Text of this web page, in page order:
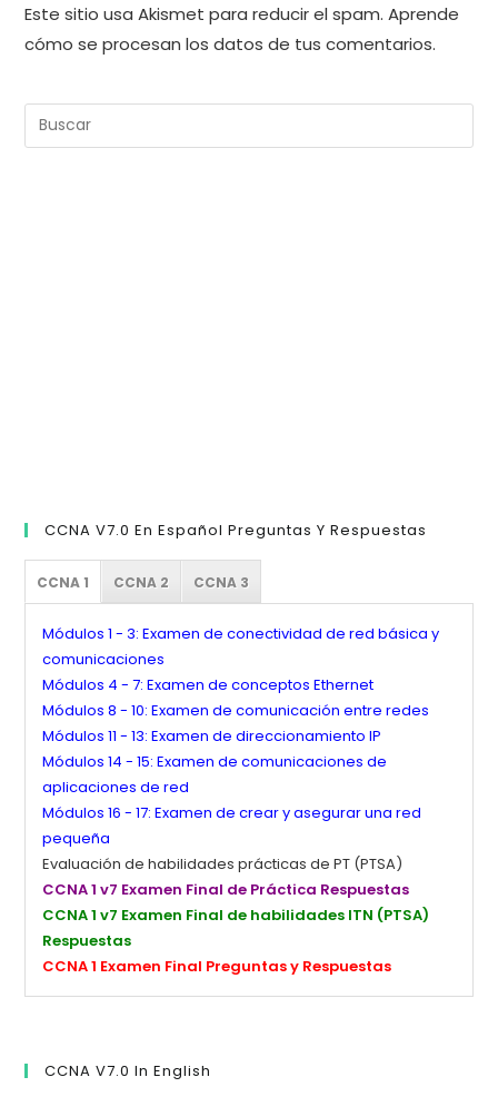
Este sitio usa Akismet para reducir el spam.Aprende
cómo se procesan los datos de tus comentarios.
CCNA V7.0 En Español Preguntas Y Respuestas
CCNA 1 CCNA 2 CCNA 3
Módulos 1 - 3: Examen de conectividad de red básica y
comunicaciones
Módulos 4 - 7: Examen de conceptos Ethernet
Módulos 8 - 10: Examen de comunicación entre redes
Módulos 11 - 13: Examen de direccionamiento IP
Módulos 14 - 15: Examen de comunicaciones de
aplicaciones de red
Módulos 16 - 17: Examen de crear y asegurar una red
pequeña
Evaluación de habilidades prácticas de PT (PTSA)
CCNA 1 v7 Examen Final de Práctica Respuestas
CCNA 1 v7 Examen Final de habilidades ITN (PTSA)
Respuestas
CCNA 1 Examen Final Preguntas y Respuestas
CCNA V7.0 In English